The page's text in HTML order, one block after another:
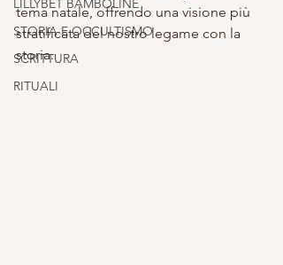
LILLYBET BAMBOLINE
STORIA E OCCULTISMO
SCRITTURA
RITUALI
tema natale, offrendo una visione più
stratificata del nostro legame con la
storia.